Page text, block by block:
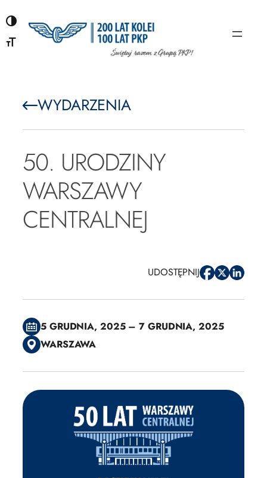
do
treści
WYDARZENIA
50. URODZINY
WARSZAWY
CENTRALNEJ
UDOSTĘPNIJ
5 GRUDNIA, 2025 – 7 GRUDNIA, 2025
WARSZAWA